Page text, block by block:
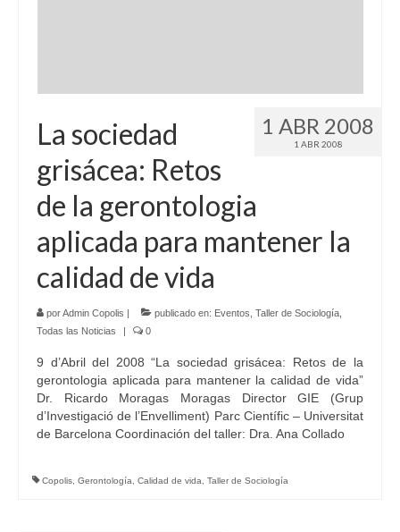
1 ABR 2008
1 ABR 2008
La sociedad
grisácea: Retos
de la gerontologia
aplicada para mantener la
calidad de vida
porAdmin Copolis | publicado en: Eventos Taller de Sociología
Todas las Noticias
| 0
9 d’Abril del 2008 “La sociedad grisácea: Retos de la
gerontologia aplicada para mantener la calidad de vida”
Dr. Ricardo Moragas Moragas Director GIE (Grup
d’Investigació de l’Envelliment) Parc Científic – Universitat
de Barcelona Coordinación del taller: Dra. Ana Collado
Copolis Gerontología Calidad de vida Taller de Sociología